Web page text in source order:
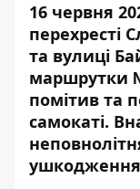
16 червня
перехресті
та вулиці
маршрутки
помітив та
самокаті.